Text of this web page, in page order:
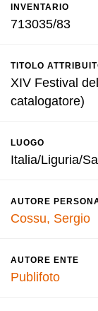
INVENTARIO
713035/83
TITOLO
XIV Festival
catalogatore)
LUOGO
Italia/Liguria/
AUTORE
Cossu, Sergio
AUTORE ENTE
Publifoto